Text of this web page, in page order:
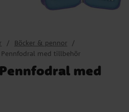
Böcker & pennor
med tillbehör
med